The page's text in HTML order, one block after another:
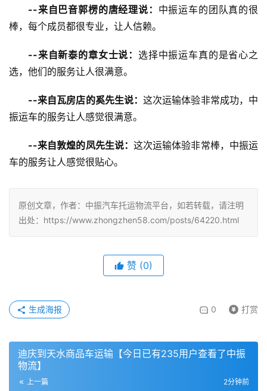
--来自巴音郭楞的唐经理说： 中振运车的团队真的很
棒，每个成员都很专业，让人信赖。
--来自新泰的章女士说： 选择中振运车真的是省心之
选，他们的服务让人很满意。
--来自瓦房店的奚先生说：这次运输体验非常成功，中
振运车的服务让人感觉很满意。
--来自敦煌的凤先生说： 这次运输体验非常棒，中振运
车的服务让人感觉很贴心。
原创文章，作者：中振汽车托运物流平台，如若转载，请注明
出处：https://www.zhongzhen58.com/posts/64220.html
赞 (0)
0 打赏
生成海报
迪庆到天水商品车运输【今日已有235用户查看了中振
物流】
上一篇 2分钟前